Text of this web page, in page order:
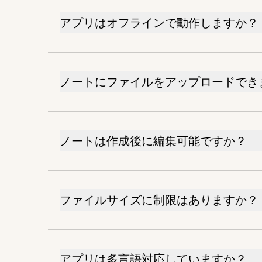
アプリはオフラインで動作しますか？
ノートにファイルをアップロードで
ノートは作成後に編集可能ですか？
ファイルサイズに制限はありますか？
アプリは多言語対応していますか？